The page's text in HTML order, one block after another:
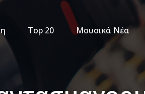
Top 20 Μουσικά Νέα